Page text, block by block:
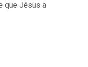
que Jésus a